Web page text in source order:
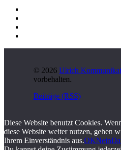
© 2026 Ulrich
vorbehalten.
Beiträge (RSS)
Diese Website benutzt Cookies.
diese Website weiter nutzen, gehen
Ihrem Einverständnis aus.OKNein